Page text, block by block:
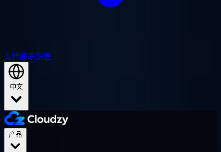
支持联系销售
中文